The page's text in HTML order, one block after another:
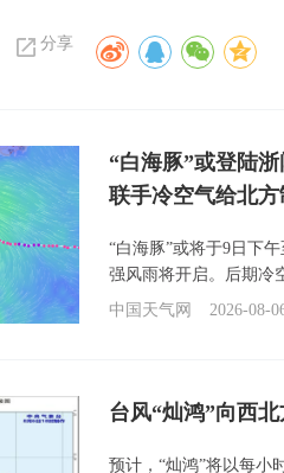
分享
“白海豚”或登陆
联手冷空气给北
“白海豚”或将于9日下
强风雨将开启。后期冷
中国天气网
2026-08-
台风“灿鸿”向西
预计，“灿鸿”将以每小